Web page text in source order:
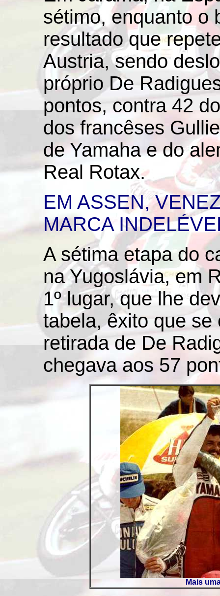
sétimo, enquanto o
resultado que
Austria, sendo
próprio De
pontos, contra 42
dos francêses
de Yamaha e do
Real Rotax.
EM ASSEN,
MARCA
A sétima etapa do
na Yugoslávia, em
1º lugar, que lhe
tabela, êxito que
retirada de De
chegava aos 57
Mais